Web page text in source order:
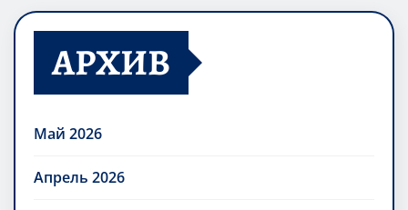
АРХИВ
Май 2026
Апрель 2026